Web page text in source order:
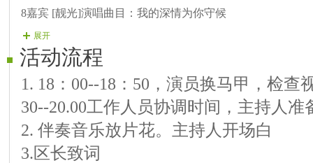
8嘉宾 [靓光]演唱曲目：我的深情为你守候
9【辉哥】演唱歌曲；东北二人转
10【辉哥】演唱歌曲；二人转东北人
12嘉宾【月儿】演唱歌曲；惜别的海岸
13【辉哥】演唱歌曲：父亲的草原母亲的河
14【辉哥】演唱歌曲：二人转 双回门
15嘉宾【假如】演唱歌曲；贝加尔湖
展开
活动流程
1. 18：00--18：50，演员换马甲，检查
30--20.00工作人员协调时间，主持人准
2. 伴奏音乐放片花。主持人开场白
3.区长致词